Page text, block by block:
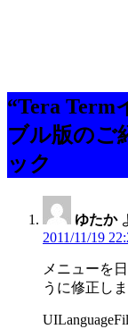
“Tera Term
ブル版のご
ック
ゆたか
2011/11/19
メニューを
うに修正しま